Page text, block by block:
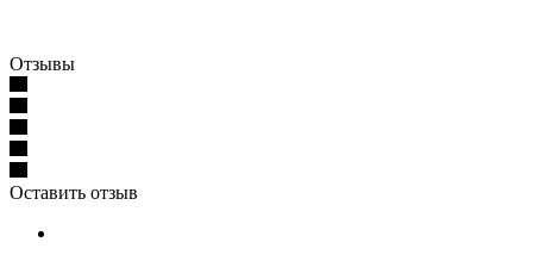
Отзывы
Оставить отзыв